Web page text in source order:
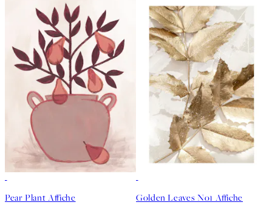
Pear Plant Affiche Golden Leaves No1 Affiche